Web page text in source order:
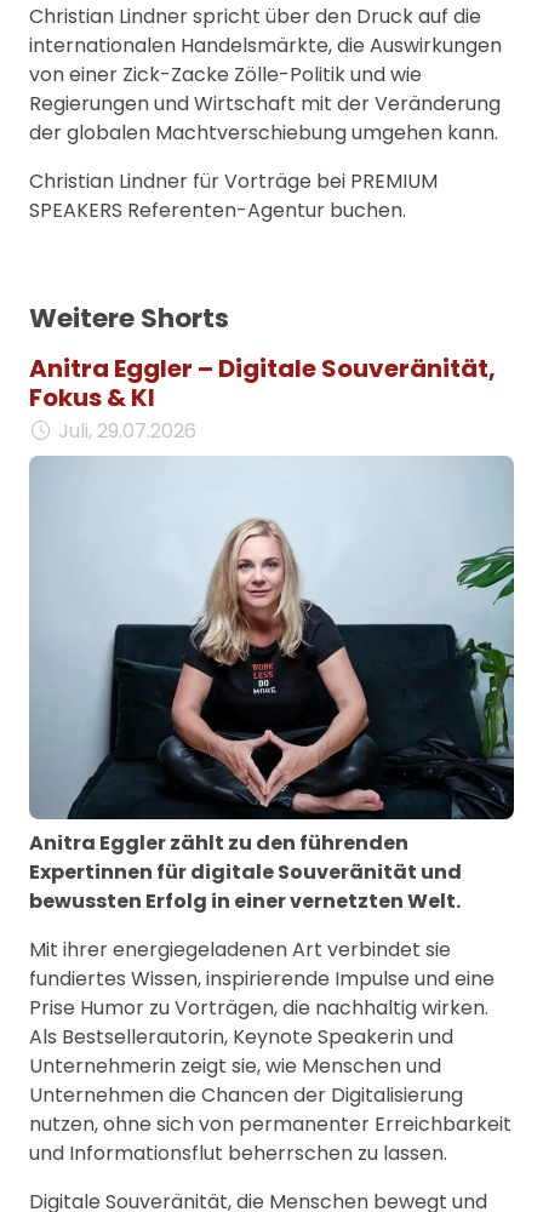
Christian Lindner spricht über den Druck auf die
internationalen Handelsmärkte, die Auswirkungen
von einer Zick-Zacke Zölle-Politik und wie
Regierungen und Wirtschaft mit der Veränderung
der globalen Machtverschiebung umgehen kann.
Christian Lindner für Vorträge bei PREMIUM
SPEAKERS Referenten-Agentur buchen.
Weitere Shorts
Anitra Eggler – Digitale Souveränität,
Fokus & KI
Juli, 29.07.2026
Anitra Eggler zählt zu den führenden
Expertinnen für digitale Souveränität und
bewussten Erfolg in einer vernetzten Welt.
Mit ihrer energiegeladenen Art verbindet sie
fundiertes Wissen, inspirierende Impulse und eine
Prise Humor zu Vorträgen, die nachhaltig wirken.
Als Bestsellerautorin, Keynote Speakerin und
Unternehmerin zeigt sie, wie Menschen und
Unternehmen die Chancen der Digitalisierung
nutzen, ohne sich von permanenter Erreichbarkeit
und Informationsflut beherrschen zu lassen.
Digitale Souveränität, die Menschen bewegt und